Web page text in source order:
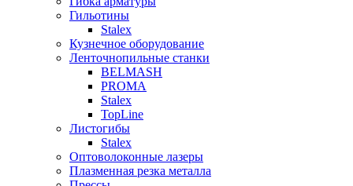
Гильотины
Stalex
Кузнечное оборудование
Ленточнопильные станки
BELMASH
PROMA
Stalex
TopLine
Листогибы
Stalex
Оптоволоконные лазеры
Плазменная резка металла